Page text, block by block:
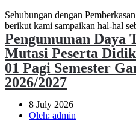
Sehubungan dengan
berikut kami sampaikan hal-hal
Pengumuman Daya
Mutasi Peserta
01 Pagi Semester
2026/2027
8 July 2026
Oleh: admin